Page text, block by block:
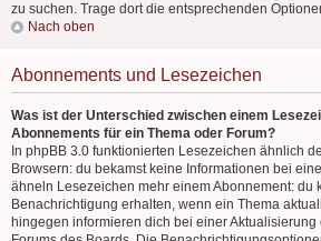
zu suchen. Trage dort die entsprechenden
Nach oben
Abonnements und Lesezeichen
Was ist der Unterschied zwischen einem
Abonnements für ein Thema oder Forum?
In phpBB 3.0 funktionierten Lesezeichen ähnlich
Browsern: du bekamst keine Informationen bei
ähneln Lesezeichen mehr einem Abonnement: du
Benachrichtigung erhalten, wenn ein Thema
hingegen informieren dich bei einer